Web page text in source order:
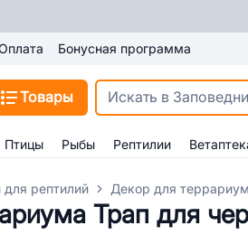
Бонусная программа
Товары
Птицы Рыбы Рептилии
рептилий Декор для
Трап для